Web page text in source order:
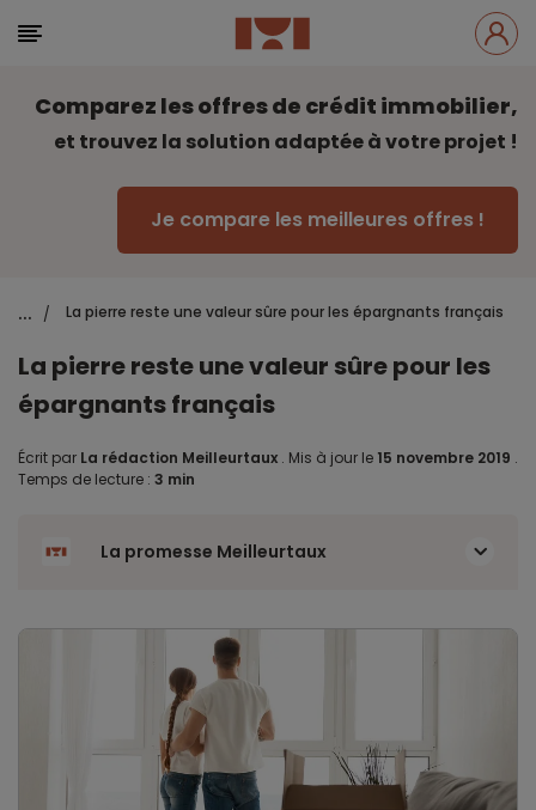
Comparez les offres de crédit immobilier,
et trouvez la solution adaptée à votre projet !
Je compare les meilleures offres !
... / La pierre reste une valeur sûre pour les épargnants français
La pierre reste une valeur sûre pour les
épargnants français
Écrit par La rédaction Meilleurtaux . Mis à jour le 15 novembre 2019 .
Temps de lecture : 3 min
La promesse Meilleurtaux